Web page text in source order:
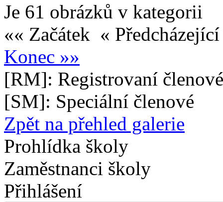
Je 61 obrázků v kategorii
«« Začátek «
Konec »»
[RM]: Registrovaní
[SM]: Speciální členové
Zpět na přehled galerie
Prohlídka školy
Zaměstnanci školy
Přihlášení